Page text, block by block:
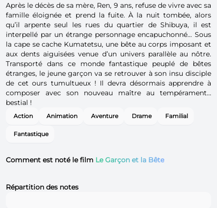
Après le décès de sa mère, Ren, 9 ans, refuse de vivre avec sa
famille éloignée et prend la fuite. À la nuit tombée, alors
qu’il arpente seul les rues du quartier de Shibuya, il est
interpellé par un étrange personnage encapuchonné… Sous
la cape se cache Kumatetsu, une bête au corps imposant et
aux dents aiguisées venue d’un univers parallèle au nôtre.
Transporté dans ce monde fantastique peuplé de bêtes
étranges, le jeune garçon va se retrouver à son insu disciple
de cet ours tumultueux ! Il devra désormais apprendre à
composer avec son nouveau maître au tempérament…
bestial !
Action Animation Aventure Drame Familial
Fantastique
Comment est noté le film Le Garçon et la Bête
Répartition des notes